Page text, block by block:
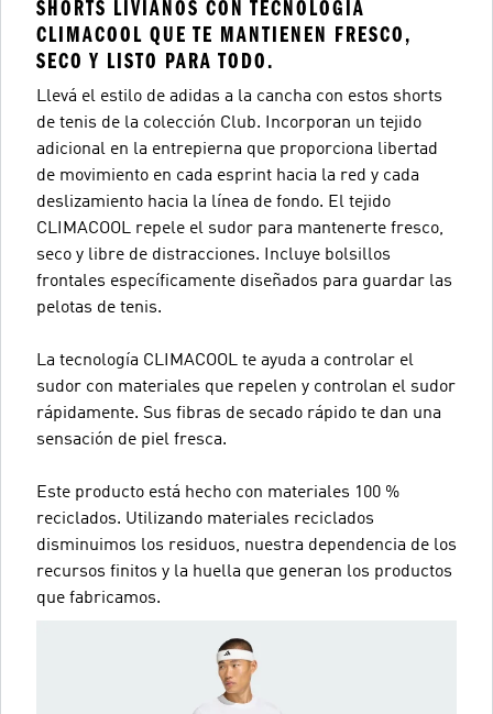
SHORTS LIVIANOS CON TECNOLOGÍA
CLIMACOOL QUE TE MANTIENEN FRESCO,
SECO Y LISTO PARA TODO.
Llevá el estilo de adidas a la cancha con estos shorts
de tenis de la colección Club. Incorporan un tejido
adicional en la entrepierna que proporciona libertad
de movimiento en cada esprint hacia la red y cada
deslizamiento hacia la línea de fondo. El tejido
CLIMACOOL repele el sudor para mantenerte fresco,
seco y libre de distracciones. Incluye bolsillos
frontales específicamente diseñados para guardar las
pelotas de tenis.
La tecnología CLIMACOOL te ayuda a controlar el
sudor con materiales que repelen y controlan el sudor
rápidamente. Sus fibras de secado rápido te dan una
sensación de piel fresca.
Este producto está hecho con materiales 100 %
reciclados. Utilizando materiales reciclados
disminuimos los residuos, nuestra dependencia de los
recursos finitos y la huella que generan los productos
que fabricamos.